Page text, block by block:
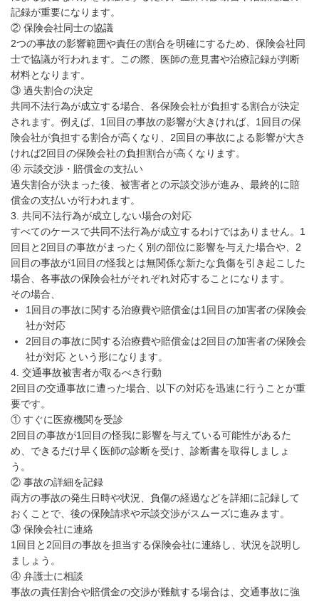
記録が重要になります。
② 保険会社同士の協議
2つの事故の影響範囲や責任の割合を明確にするため、保険会社同
士で協議が行われます。この際、医師の意見書や治療記録が判断
材料となります。
③ 過失割合の決定
共同不法行為が成立する場合、各保険会社が負担する割合が決定
されます。例えば、1回目の事故の影響が大きければ、1回目の保
険会社が負担する割合が高くなり、2回目の事故による影響が大き
ければ2回目の保険会社の負担割合が高くなります。
④ 示談交渉・賠償金の支払い
過失割合が決まった後、被害者との示談交渉が進み、最終的に賠
償金の支払いが行われます。
3. 共同不法行為が成立しない場合の対応
すべてのケースで共同不法行為が成立するわけではありません。1
回目と2回目の事故がまったく別の部位に影響を与えた場合や、2
回目の事故が1回目の怪我とは無関係な新たな負傷を引き起こした
場合、各事故の保険会社がそれぞれ対応することになります。
その場合、
1回目の事故に関する治療費や賠償金は1回目の加害者の保険会
社が対応
2回目の事故に関する治療費や賠償金は2回目の加害者の保険会
社が対応 という形になります。
4. 交通事故被害者が取るべき行動
2回目の交通事故に遭った場合、以下の対応を迅速に行うことが重
要です。
① すぐに医療機関を受診
2回目の事故が1回目の怪我に影響を与えている可能性があるた
め、できるだけ早く医師の診断を受け、診断書を取得しましょ
う。
② 事故の詳細を記録
両方の事故の発生日時や状況、負傷の経過などを詳細に記録して
おくことで、後の保険請求や示談交渉がスムーズに進みます。
③ 保険会社に連絡
1回目と2回目の事故を担当する保険会社に連絡し、状況を説明し
ましょう。
④ 弁護士に相談
事故の責任割合や賠償金の交渉が難航する場合は、交通事故に強